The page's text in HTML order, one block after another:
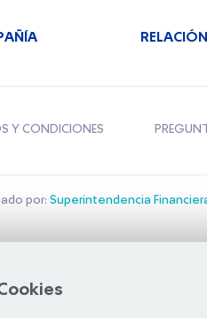
Y CONDICIONES
por: Superintendencia